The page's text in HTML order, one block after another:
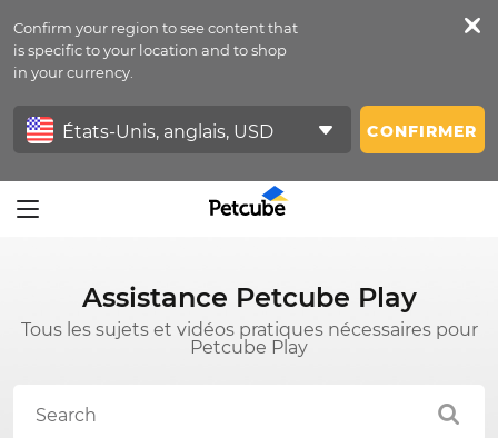
Confirm your region to see content that
is specific to your location and to shop
in your currency.
CONFIRMER
Petfeed
Se Connecter
Assistance Petcube Play
Tous les sujets et vidéos pratiques nécessaires pour
Petcube Play